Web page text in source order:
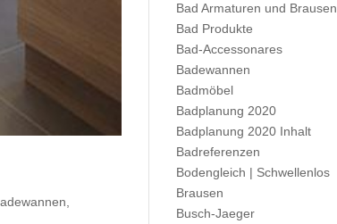
Bad Armaturen und Brausen
Bad Produkte
Bad-Accessonares
Badewannen
Badmöbel
Badplanung 2020
Badplanung 2020 Inhalt
Badreferenzen
Bodengleich | Schwellenlos
Brausen
Busch-Jaeger